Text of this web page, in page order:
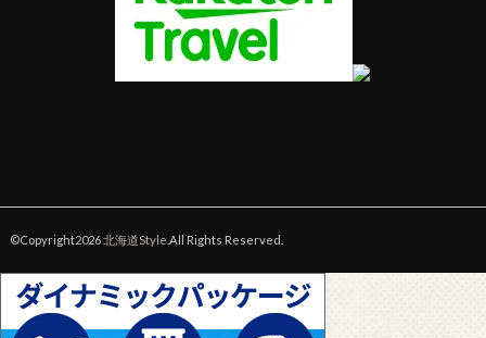
©Copyright2026北海道Style .All Rights Reserved.